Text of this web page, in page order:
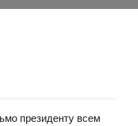
президенту всем